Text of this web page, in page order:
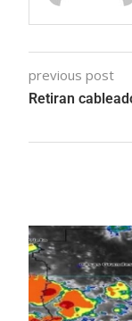
previous post
Retiran